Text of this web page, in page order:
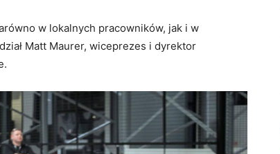
w lokalnych pracowników, jak i w
Matt Maurer, wiceprezes i dyrektor